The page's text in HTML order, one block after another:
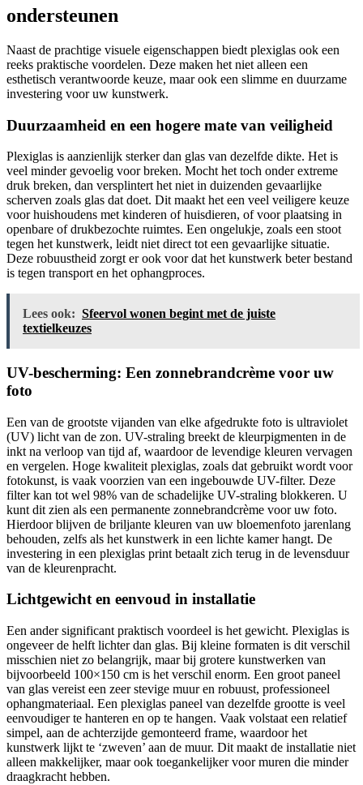
ondersteunen
Naast de prachtige visuele eigenschappen biedt plexiglas ook een
reeks praktische voordelen. Deze maken het niet alleen een
esthetisch verantwoorde keuze, maar ook een slimme en duurzame
investering voor uw kunstwerk.
Duurzaamheid en een hogere mate van veiligheid
Plexiglas is aanzienlijk sterker dan glas van dezelfde dikte. Het is
veel minder gevoelig voor breken. Mocht het toch onder extreme
druk breken, dan versplintert het niet in duizenden gevaarlijke
scherven zoals glas dat doet. Dit maakt het een veel veiligere keuze
voor huishoudens met kinderen of huisdieren, of voor plaatsing in
openbare of drukbezochte ruimtes. Een ongelukje, zoals een stoot
tegen het kunstwerk, leidt niet direct tot een gevaarlijke situatie.
Deze robuustheid zorgt er ook voor dat het kunstwerk beter bestand
is tegen transport en het ophangproces.
Lees ook: Sfeervol wonen begint met de juiste
textielkeuzes
UV-bescherming: Een zonnebrandcrème voor uw
foto
Een van de grootste vijanden van elke afgedrukte foto is ultraviolet
(UV) licht van de zon. UV-straling breekt de kleurpigmenten in de
inkt na verloop van tijd af, waardoor de levendige kleuren vervagen
en vergelen. Hoge kwaliteit plexiglas, zoals dat gebruikt wordt voor
fotokunst, is vaak voorzien van een ingebouwde UV-filter. Deze
filter kan tot wel 98% van de schadelijke UV-straling blokkeren. U
kunt dit zien als een permanente zonnebrandcrème voor uw foto.
Hierdoor blijven de briljante kleuren van uw bloemenfoto jarenlang
behouden, zelfs als het kunstwerk in een lichte kamer hangt. De
investering in een plexiglas print betaalt zich terug in de levensduur
van de kleurenpracht.
Lichtgewicht en eenvoud in installatie
Een ander significant praktisch voordeel is het gewicht. Plexiglas is
ongeveer de helft lichter dan glas. Bij kleine formaten is dit verschil
misschien niet zo belangrijk, maar bij grotere kunstwerken van
bijvoorbeeld 100×150 cm is het verschil enorm. Een groot paneel
van glas vereist een zeer stevige muur en robuust, professioneel
ophangmateriaal. Een plexiglas paneel van dezelfde grootte is veel
eenvoudiger te hanteren en op te hangen. Vaak volstaat een relatief
simpel, aan de achterzijde gemonteerd frame, waardoor het
kunstwerk lijkt te ‘zweven’ aan de muur. Dit maakt de installatie niet
alleen makkelijker, maar ook toegankelijker voor muren die minder
draagkracht hebben.